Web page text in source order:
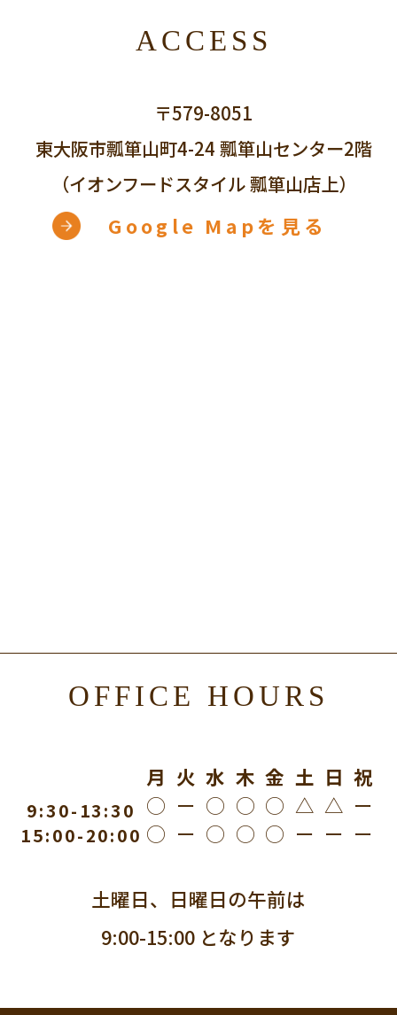
ACCESS
〒579-8051
東大阪市瓢箪山町4-24 瓢箪山センター2階
（イオンフードスタイル 瓢箪山店上）
Google Mapを見る
OFFICE HOURS
9:30-13:30
15:00-20:00
月 火 水 木 金 土 日 祝
◯ ー ◯ ◯ ◯ △ △ ー
◯ ー ◯ ◯ ◯ ー ー ー
土曜日、日曜日の午前は
9:00-15:00 となります